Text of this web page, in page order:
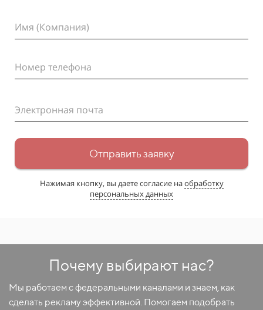
Имя (Компания)
Номер телефона
Электронная почта
Отправить заявку
Нажимая кнопку, вы даете согласие наобработку
персональных данных
Почему выбирают нас?
Мы работаем с федеральными каналами и знаем, как
сделать рекламу эффективной. Помогаем подобрать